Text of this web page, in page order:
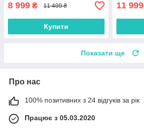
8 999 ₴ 11 499 ₴
Купити
11 999
Показати ще
Про нас
100% позитивних з 24 відгуків за рік
Працює з 05.03.2020